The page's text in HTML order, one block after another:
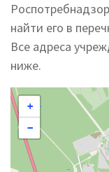
найти его в
Все адреса
ниже.
+
−